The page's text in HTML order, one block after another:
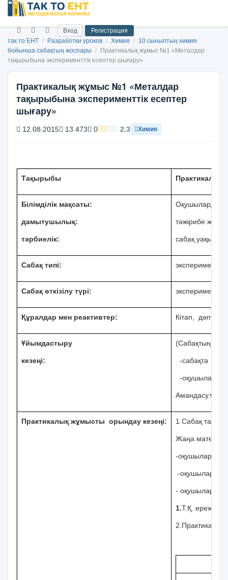
Вход
Регистрация
так то ЕНТ / Разработки уроков / Химия / 10 сыныптың химия
бойынша сабақтың жоспары /
Практикалық жұмыс №1 «Металдар
тақырыбына эксперименттік есептер шығару»
Практикалық жұмыс №1 «Металдар
тақырыбына эксперименттік есептер
шығару»
12.08.2015 13 473 0 2.3 Химия
Тақырыбы
Білімділік мақсаты:
дамытушылық:
тәрбиелік:
Оқушылардың
тәжірибе жасау
сабақ уақытын
Сабақ типі: эксперимент
Сабақ өткізілу түрі: эксперимент
Құралдар мен реактивтер: Кітап, дәптер,
Ұйымдастыру
кезеңі:
(Сабақтың
-сабақта
-оқушыларды
Практикалық жұмысты орындау кезеңі: 1.Сабақ
Жаңа
-оқушылардың
-оқушыларды
- оқушылардың
1.Т.Қ. ережесі